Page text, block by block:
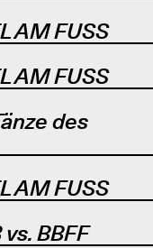
AM FUSS
AM FUSS
des
AM FUSS
vs. BBFF